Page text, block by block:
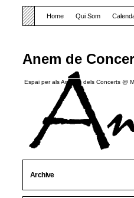
Anem de
Espai per als Amants dels Concerts @
Home Qui Som
Archive